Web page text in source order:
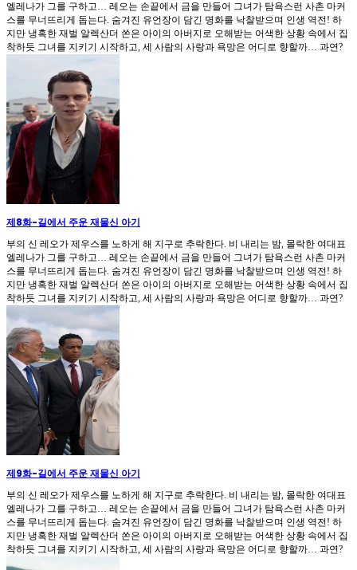
엘레나가 그를 구하고… 레오는 손끝에서 금을 만들어 그녀가 탐욕스런 사촌 마커
스를 무너뜨리게 돕는다. 숨겨진 유언장이 담긴 명화를 낙찰받으며 인생 역전! 하
지만 냉혹한 재벌 알렉산더 쏜은 아이의 아버지로 오해받는 어색한 상황 속에서 집
착하듯 그녀를 지키기 시작하고, 세 사람의 사랑과 욕망은 어디로 향할까… 과연?
제8화-길에서 주운 재물신 아기
부의 신 레오가 제우스를 노하게 해 지구로 추락한다. 비 내리는 밤, 몰락한 여대표
엘레나가 그를 구하고… 레오는 손끝에서 금을 만들어 그녀가 탐욕스런 사촌 마커
스를 무너뜨리게 돕는다. 숨겨진 유언장이 담긴 명화를 낙찰받으며 인생 역전! 하
지만 냉혹한 재벌 알렉산더 쏜은 아이의 아버지로 오해받는 어색한 상황 속에서 집
착하듯 그녀를 지키기 시작하고, 세 사람의 사랑과 욕망은 어디로 향할까… 과연?
제9화-길에서 주운 재물신 아기
부의 신 레오가 제우스를 노하게 해 지구로 추락한다. 비 내리는 밤, 몰락한 여대표
엘레나가 그를 구하고… 레오는 손끝에서 금을 만들어 그녀가 탐욕스런 사촌 마커
스를 무너뜨리게 돕는다. 숨겨진 유언장이 담긴 명화를 낙찰받으며 인생 역전! 하
지만 냉혹한 재벌 알렉산더 쏜은 아이의 아버지로 오해받는 어색한 상황 속에서 집
착하듯 그녀를 지키기 시작하고, 세 사람의 사랑과 욕망은 어디로 향할까… 과연?